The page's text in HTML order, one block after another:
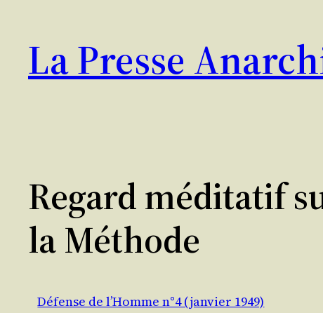
contenu
La Presse
Regard méditatif
la Méthode
Défense de l’Homme n°4 (janvier 1949)